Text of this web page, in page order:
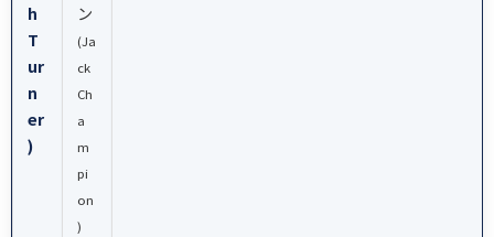
h
T
ur
n
er
)
ン
(Ja
ck
Ch
a
m
pi
on
)